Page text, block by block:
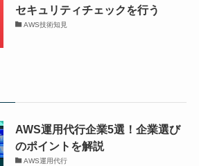
セキュリティチェックを行う
AWS技術知見
AWS運用代行企業5選！企業選び
のポイントを解説
AWS運用代行